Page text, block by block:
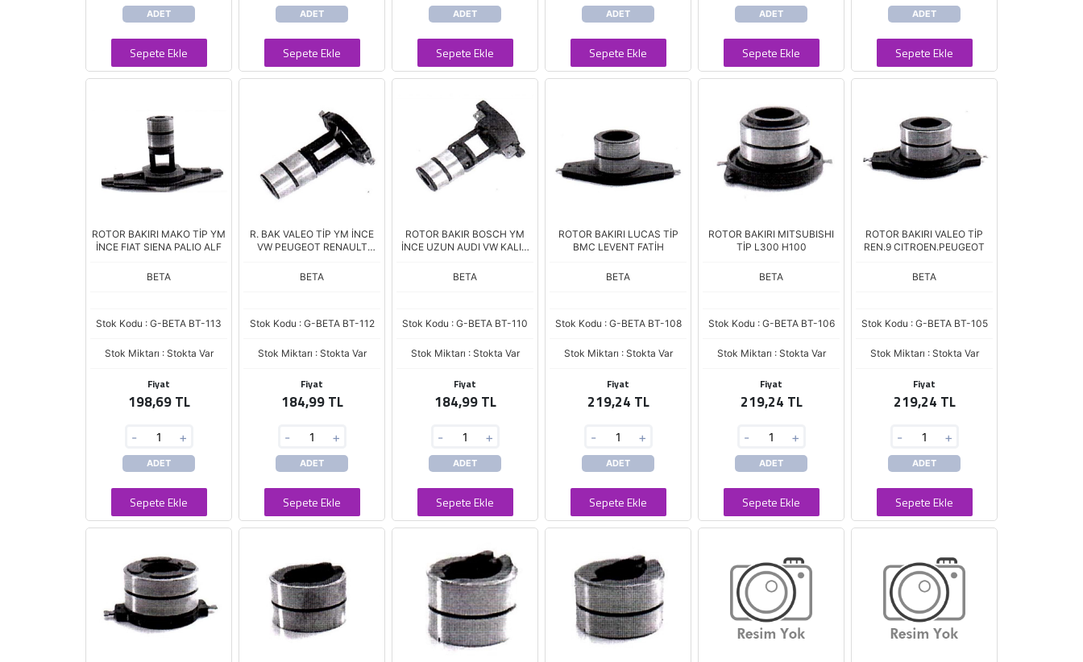
ADET
Sepete Ekle
ADET
Sepete Ekle
ADET
Sepete Ekle
ADET
Sepete Ekle
ADET
Sepete Ekle
ADET
Sepete Ekle
ROTOR BAKIRI MAKO TİP YM
İNCE FIAT SIENA PALIO ALF
BETA
Stok Kodu : G-BETA BT-113
Stok Miktarı : Stokta Var
Fiyat
198,69 TL
- +
ADET
Sepete Ekle
R. BAK VALEO TİP YM İNCE
VW PEUGEOT RENAULT
BETA
Stok Kodu : G-BETA BT-112
Stok Miktarı : Stokta Var
Fiyat
184,99 TL
- +
ADET
Sepete Ekle
ROTOR BAKIR BOSCH YM
İNCE UZUN AUDI VW KALIN
BETA
Stok Kodu : G-BETA BT-110
Stok Miktarı : Stokta Var
Fiyat
184,99 TL
- +
ADET
Sepete Ekle
ROTOR BAKIRI LUCAS TİP
BMC LEVENT FATİH
BETA
Stok Kodu : G-BETA BT-108
Stok Miktarı : Stokta Var
Fiyat
219,24 TL
- +
ADET
Sepete Ekle
ROTOR BAKIRI MITSUBISHI
TİP L300 H100
BETA
Stok Kodu : G-BETA BT-106
Stok Miktarı : Stokta Var
Fiyat
219,24 TL
- +
ADET
Sepete Ekle
ROTOR BAKIRI VALEO TİP
REN.9 CITROEN.PEUGEOT
BETA
Stok Kodu : G-BETA BT-105
Stok Miktarı : Stokta Var
Fiyat
219,24 TL
- +
ADET
Sepete Ekle